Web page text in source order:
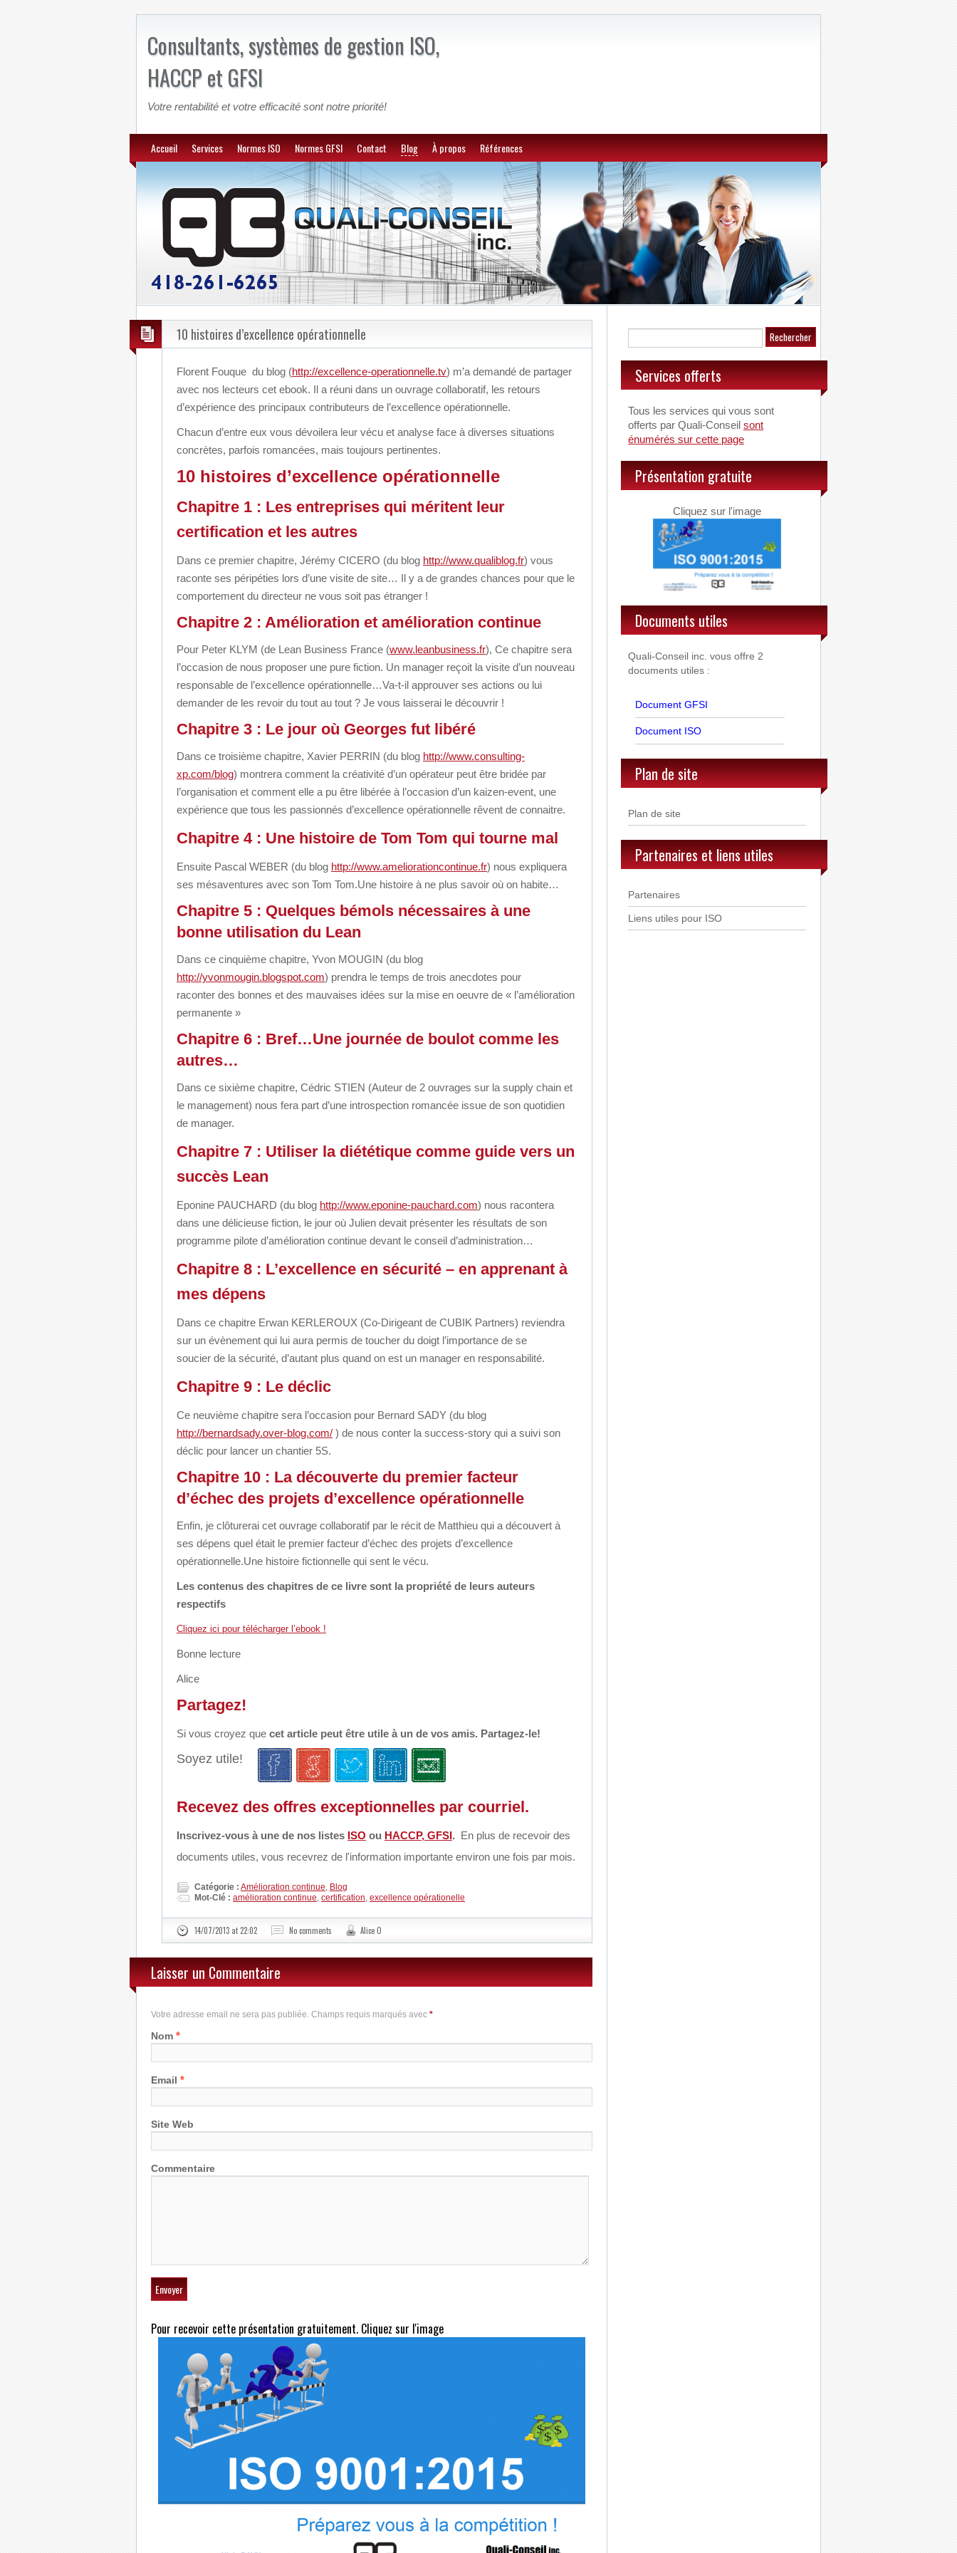
Consultants, systèmes de gestion ISO,
HACCP et GFSI
Votre rentabilité et votre efficacité sont notre priorité!
Accueil Services Normes ISO Normes GFSI Contact Blog À propos Références
10 histoires d’excellence opérationnelle
Florent Fouque du blog (http://excellence-operationnelle.tv) m’a demandé de partager
avec nos lecteurs cet ebook. Il a réuni dans un ouvrage collaboratif, les retours
d’expérience des principaux contributeurs de l’excellence opérationnelle.
Chacun d’entre eux vous dévoilera leur vécu et analyse face à diverses situations
concrètes, parfois romancées, mais toujours pertinentes.
10 histoires d’excellence opérationnelle
Chapitre 1 : Les entreprises qui méritent leur
certification et les autres
Dans ce premier chapitre, Jérémy CICERO (du blog http://www.qualiblog.fr) vous
raconte ses péripéties lors d’une visite de site… Il y a de grandes chances pour que le
comportement du directeur ne vous soit pas étranger !
Chapitre 2 : Amélioration et amélioration continue
Pour Peter KLYM (de Lean Business France (www.leanbusiness.fr), Ce chapitre sera
l’occasion de nous proposer une pure fiction. Un manager reçoit la visite d’un nouveau
responsable de l’excellence opérationnelle…Va-t-il approuver ses actions ou lui
demander de les revoir du tout au tout ? Je vous laisserai le découvrir !
Chapitre 3 : Le jour où Georges fut libéré
Dans ce troisième chapitre, Xavier PERRIN (du blog http://www.consulting-
xp.com/blog) montrera comment la créativité d’un opérateur peut être bridée par
l’organisation et comment elle a pu être libérée à l’occasion d’un kaizen-event, une
expérience que tous les passionnés d’excellence opérationnelle rêvent de connaitre.
Chapitre 4 : Une histoire de Tom Tom qui tourne mal
Ensuite Pascal WEBER (du blog http://www.ameliorationcontinue.fr) nous expliquera
ses mésaventures avec son Tom Tom.Une histoire à ne plus savoir où on habite…
Chapitre 5 : Quelques bémols nécessaires à une
bonne utilisation du Lean
Dans ce cinquième chapitre, Yvon MOUGIN (du blog
http://yvonmougin.blogspot.com) prendra le temps de trois anecdotes pour
raconter des bonnes et des mauvaises idées sur la mise en oeuvre de « l’amélioration
permanente »
Chapitre 6 : Bref…Une journée de boulot comme les
autres…
Dans ce sixième chapitre, Cédric STIEN (Auteur de 2 ouvrages sur la supply chain et
le management) nous fera part d’une introspection romancée issue de son quotidien
de manager.
Chapitre 7 : Utiliser la diététique comme guide vers un
succès Lean
Eponine PAUCHARD (du blog http://www.eponine-pauchard.com) nous racontera
dans une délicieuse fiction, le jour où Julien devait présenter les résultats de son
programme pilote d’amélioration continue devant le conseil d’administration…
Chapitre 8 : L’excellence en sécurité – en apprenant à
mes dépens
Dans ce chapitre Erwan KERLEROUX (Co-Dirigeant de CUBIK Partners) reviendra
sur un évènement qui lui aura permis de toucher du doigt l’importance de se
soucier de la sécurité, d’autant plus quand on est un manager en responsabilité.
Chapitre 9 : Le déclic
Ce neuvième chapitre sera l’occasion pour Bernard SADY (du blog
http://bernardsady.over-blog.com/ ) de nous conter la success-story qui a suivi son
déclic pour lancer un chantier 5S.
Chapitre 10 : La découverte du premier facteur
d’échec des projets d’excellence opérationnelle
Enfin, je clôturerai cet ouvrage collaboratif par le récit de Matthieu qui a découvert à
ses dépens quel était le premier facteur d’échec des projets d’excellence
opérationnelle.Une histoire fictionnelle qui sent le vécu.
Les contenus des chapitres de ce livre sont la propriété de leurs auteurs
respectifs
Cliquez ici pour télécharger l’ebook !
Bonne lecture
Alice
Partagez!
Si vous croyez que cet article peut être utile à un de vos amis. Partagez-le!
Soyez utile!
Recevez des offres exceptionnelles par courriel.
Inscrivez-vous à une de nos listes ISO ou HACCP, GFSI. En plus de recevoir des
documents utiles, vous recevrez de l'information importante environ une fois par mois.
Catégorie : Amélioration continue Blog
Mot-Clé : amélioration continue certification excellence opérationelle
14/07/2013 at 22:02 No comments Alice O
Laisser un Commentaire
Votre adresse email ne sera pas publiée. Champs requis marqués avec *
Nom *
Email *
Site Web
Commentaire
Pour recevoir cette présentation gratuitement. Cliquez sur l'image
Services offerts
Tous les services qui vous sont
offerts par Quali-Conseil sont
énumérés sur cette page
Présentation gratuite
Cliquez sur l'image
Documents utiles
Quali-Conseil inc. vous offre 2
documents utiles :
Document GFSI
Document ISO
Plan de site
Plan de site
Partenaires et liens utiles
Partenaires
Liens utiles pour ISO